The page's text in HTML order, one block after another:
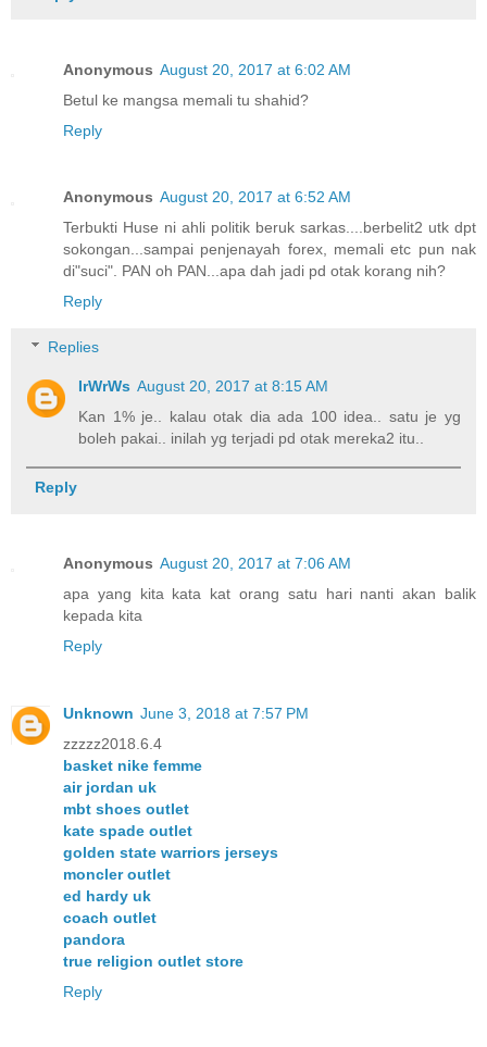
Anonymous August 20, 2017 at 6:02 AM
Betul ke mangsa memali tu shahid?
Reply
Anonymous August 20, 2017 at 6:52 AM
Terbukti Huse ni ahli politik beruk sarkas....berbelit2 utk dpt
sokongan...sampai penjenayah forex, memali etc pun nak
di"suci". PAN oh PAN...apa dah jadi pd otak korang nih?
Reply
Replies
IrWrWs August 20, 2017 at 8:15 AM
Kan 1% je.. kalau otak dia ada 100 idea.. satu je yg
boleh pakai.. inilah yg terjadi pd otak mereka2 itu..
Reply
Anonymous August 20, 2017 at 7:06 AM
apa yang kita kata kat orang satu hari nanti akan balik
kepada kita
Reply
Unknown June 3, 2018 at 7:57 PM
zzzzz2018.6.4
basket nike femme
air jordan uk
mbt shoes outlet
kate spade outlet
golden state warriors jerseys
moncler outlet
ed hardy uk
coach outlet
pandora
true religion outlet store
Reply